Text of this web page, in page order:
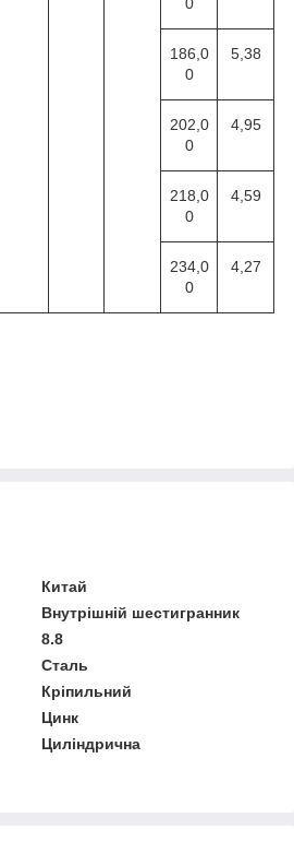
186,0
0
5,38
202,0
0
4,95
218,0
0
4,59
234,0
0
4,27
Китай
Внутрішній шестигранник
8.8
Сталь
Кріпильний
Цинк
Циліндрична